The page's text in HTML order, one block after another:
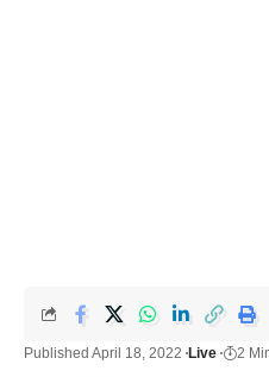
Published April 18, 2022 Live 2